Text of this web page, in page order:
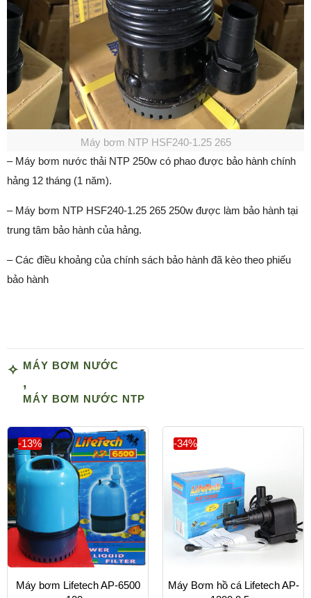
Máy bơm NTP HSF240-1.25 265
– Máy bơm nước thải NTP 250w có phao được bảo hành chính
hảng 12 tháng (1 năm).
– Máy bơm NTP HSF240-1.25 265 250w được làm bảo hành tại
trung tâm bảo hành của hảng.
– Các điều khoảng của chính sách bảo hành đã kèo theo phiếu
bảo hành
MÁY BƠM NƯỚC
,
MÁY BƠM NƯỚC NTP
-13%
Máy bơm Lifetech AP-6500
-34%
Máy Bơm hồ cá Lifetech AP-